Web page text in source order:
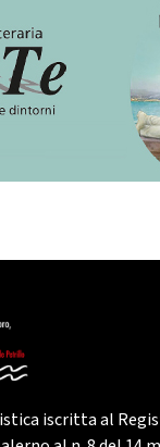
iscritta al